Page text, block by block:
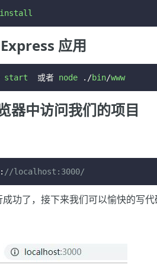
install
应用
start 或者 node ./bin/www
器中访问我们的项目
: //localhost:3000/
功了，接下来我们可以愉快的写